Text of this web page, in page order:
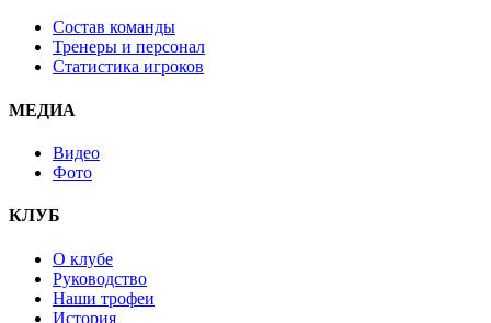
Состав команды
Тренеры и персонал
Статистика игроков
МЕДИА
Видео
Фото
КЛУБ
О клубе
Руководство
Наши трофеи
История